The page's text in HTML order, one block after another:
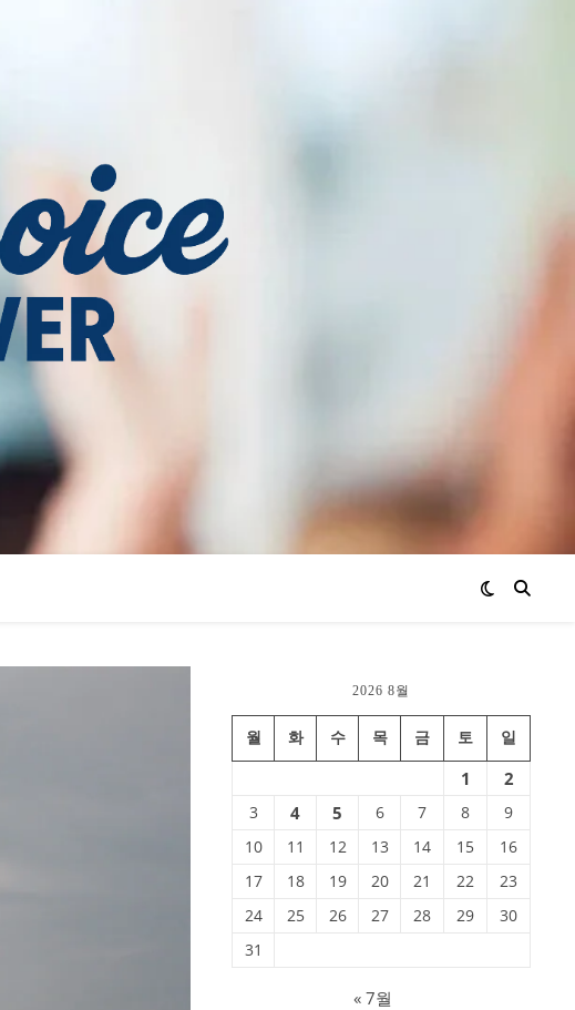
2026 8월
월 화 수 목 금 토 일
1 2
3 4 5 6 7 8
9
10
11 12 13 14 15
16
17
18 19 20 21 22
23
24
25 26 27 28 29
30
31
« 7월